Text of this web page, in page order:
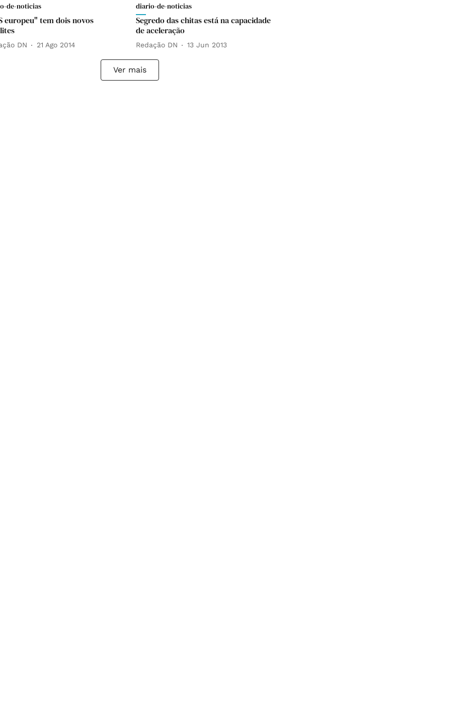
de-noticias
europeu" tem dois novos
DN 21 Ago 2014
diario-de-noticias
Segredo das chitas está na capacidade
de aceleração
Redação DN 13 Jun 2013
Ver mais